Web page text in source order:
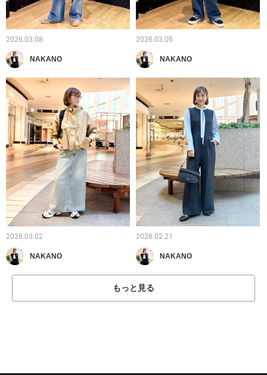
2026.03.08
NAKANO
2026.03.05
NAKANO
2026.03.02
NAKANO
2026.02.21
NAKANO
もっと見る